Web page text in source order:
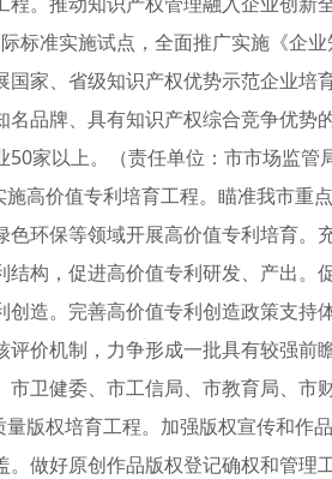
际标准实施试点，全面推广实施《企
国家、省级知识产权优势示范企业
名品牌、具有知识产权综合竞争优
50家以上。（责任单位：市市场监
高价值专利培育工程。瞄准我市重
色环保等领域开展高价值专利培育
结构，促进高价值专利研发、产出
创造。完善高价值专利创造政策支
评价机制，力争形成一批具有较强
市卫健委、市工信局、市教育局、
量版权培育工程。加强版权宣传和作
。做好原创作品版权登记确权和管